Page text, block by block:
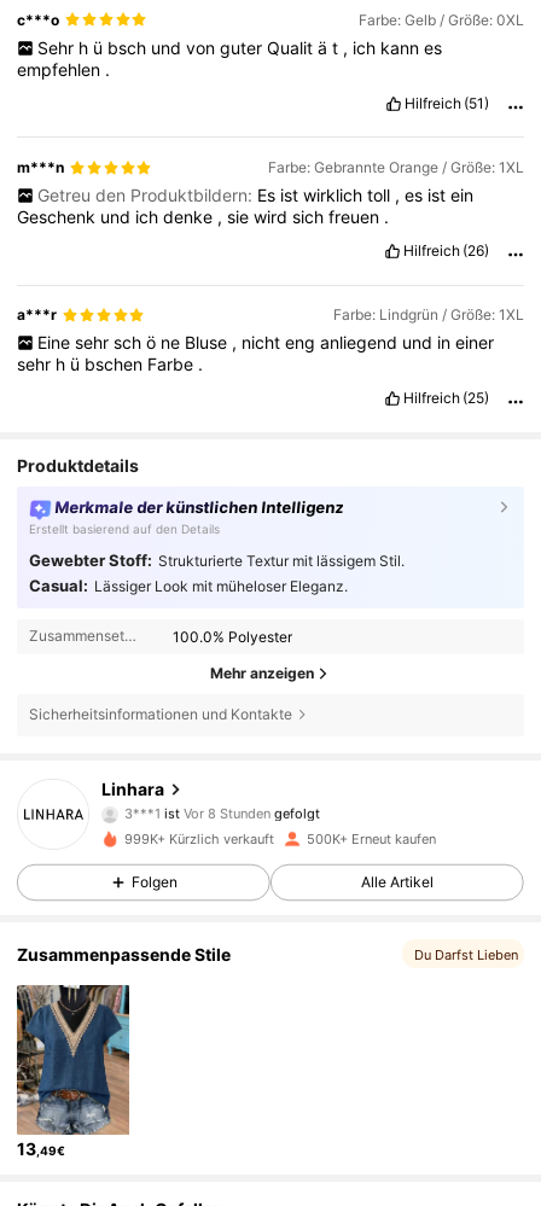
c***o Farbe: Gelb / Größe: 0XL
Sehr h ü bsch und von guter Qualit ä t , ich kann es
empfehlen .
Hilfreich (51)
m***n Farbe: Gebrannte Orange / Größe: 1XL
Getreu den Produktbildern: Es ist wirklich toll , es ist ein
Geschenk und ichdenke ,siewirdsichfreuen .
Hilfreich (26)
a***r Farbe: Lindgrün / Größe: 1XL
Eine sehr sch ö ne Bluse , nicht eng anliegend und in einer
sehr h ü bschen Farbe .
Hilfreich (25)
Produktdetails
Merkmale der künstlichen Intelligenz
Erstellt basierend auf den Details
Gewebter Stoff: Strukturierte Textur mit lässigem Stil.
Casual: Lässiger Look mit müheloser Eleganz.
Zusammensetzung: 100.0% Polyester
Mehr anzeigen
Sicherheitsinformationen und Kontakte
Linhara
3***1 ist Vor 8 Stunden
gefolgt
4,79
157K Follower
4,79
4,79
999K+ Kürzlich verkauft 500K+ Erneut kaufen
Folgen Alle Artikel
Zusammenpassende Stile Du Darfst Lieben
13 ,49€